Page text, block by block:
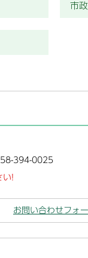
市
394-0025
い!
お問い合わせフォ